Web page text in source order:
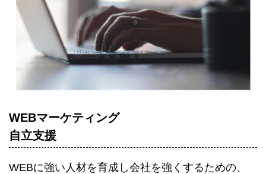
WEBマーケティング
自立支援
WEBに強い人材を育成し会社を強くするための、